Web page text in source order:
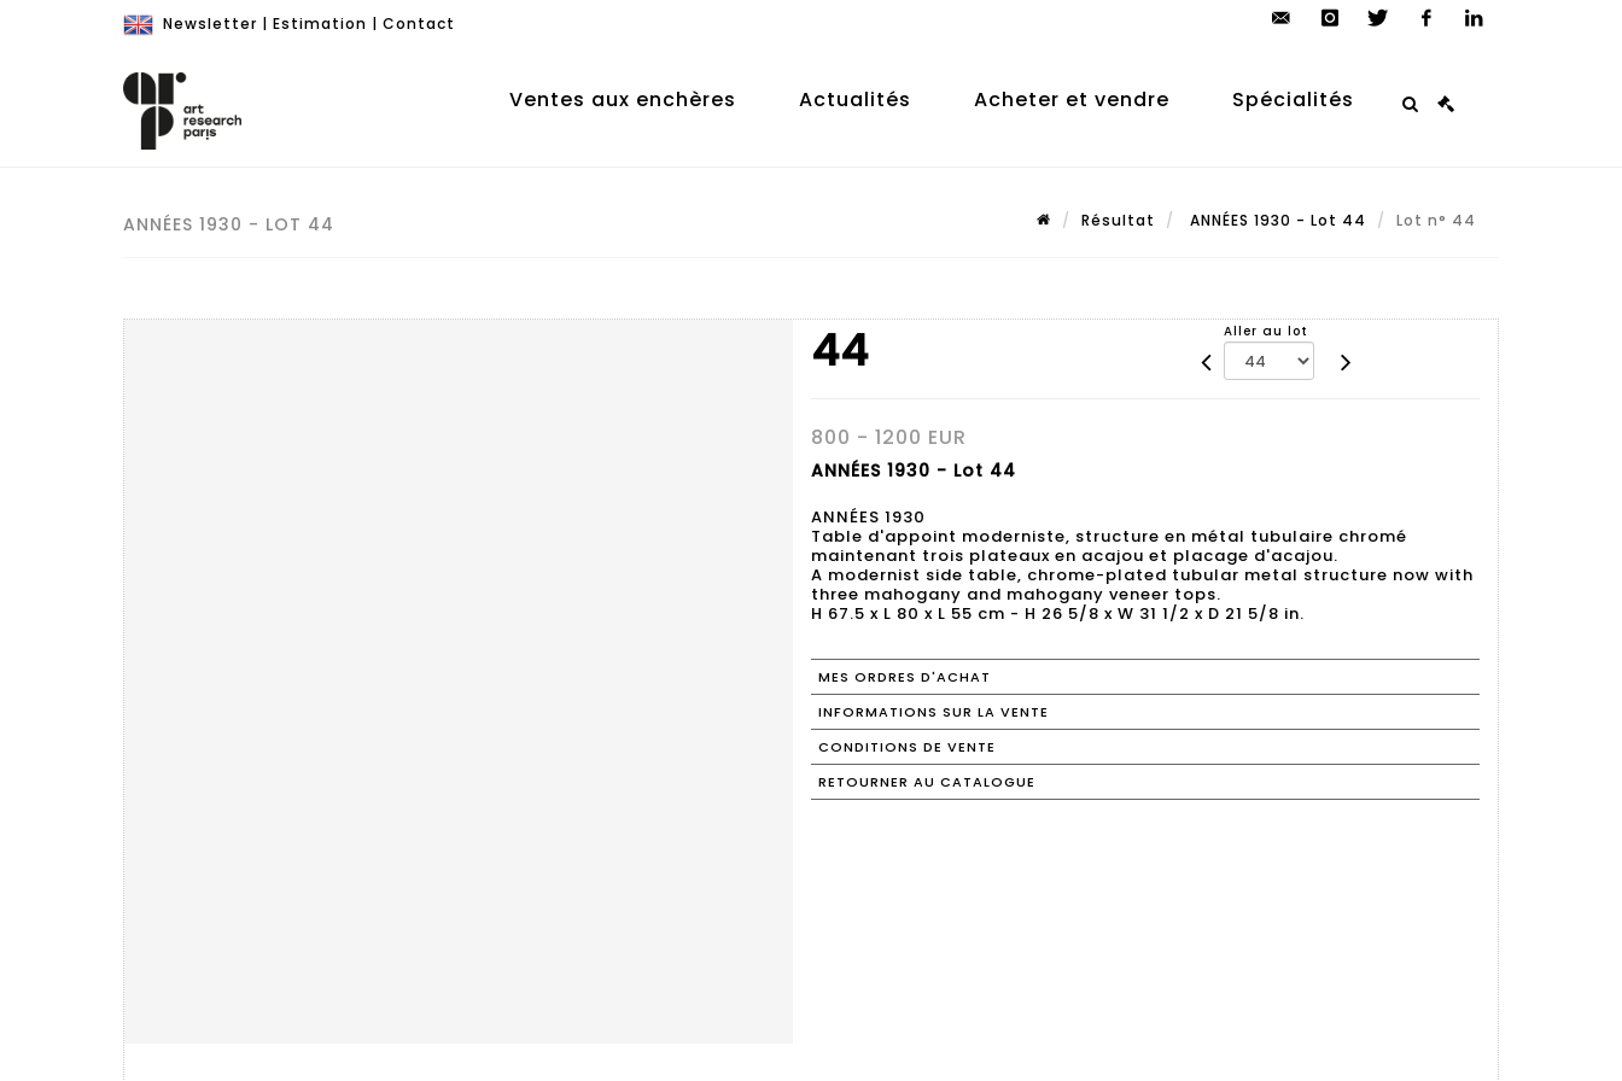
Newsletter | Estimation | Contact
auction.com
Ventes aux enchères Actualités Acheter et vendre Spécialités
ANNÉES 1930 - LOT 44 Résultat ANNÉES 1930 - Lot 44 Lot n° 44
44 Aller au lot
800 - 1200 EUR
ANNÉES 1930 - Lot 44
ANNÉES 1930
Table d'appoint moderniste, structure en métal tubulaire chromé
maintenant trois plateaux en acajou et placage d'acajou.
A modernist side table, chrome-plated tubular metal structure now with
three mahogany and mahogany veneer tops.
H 67.5 x L 80 x L 55 cm - H 26 5/8 x W 31 1/2 x D 21 5/8 in.
MES ORDRES D'ACHAT
INFORMATIONS SUR LA VENTE
CONDITIONS DE VENTE
RETOURNER AU CATALOGUE